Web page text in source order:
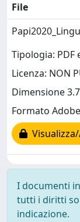
File
Tipologia: PDF
Licenza: NON
Dimensione
Formato
I documenti
tutti i diritti
indicazione.